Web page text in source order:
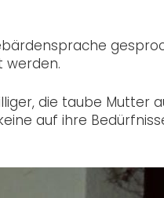
werden.
die taube Mutter
auf ihre